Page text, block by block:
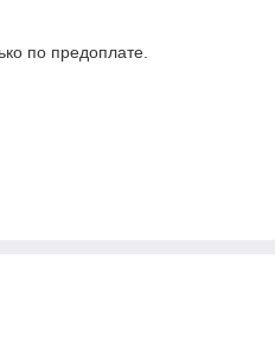
по предоплате.